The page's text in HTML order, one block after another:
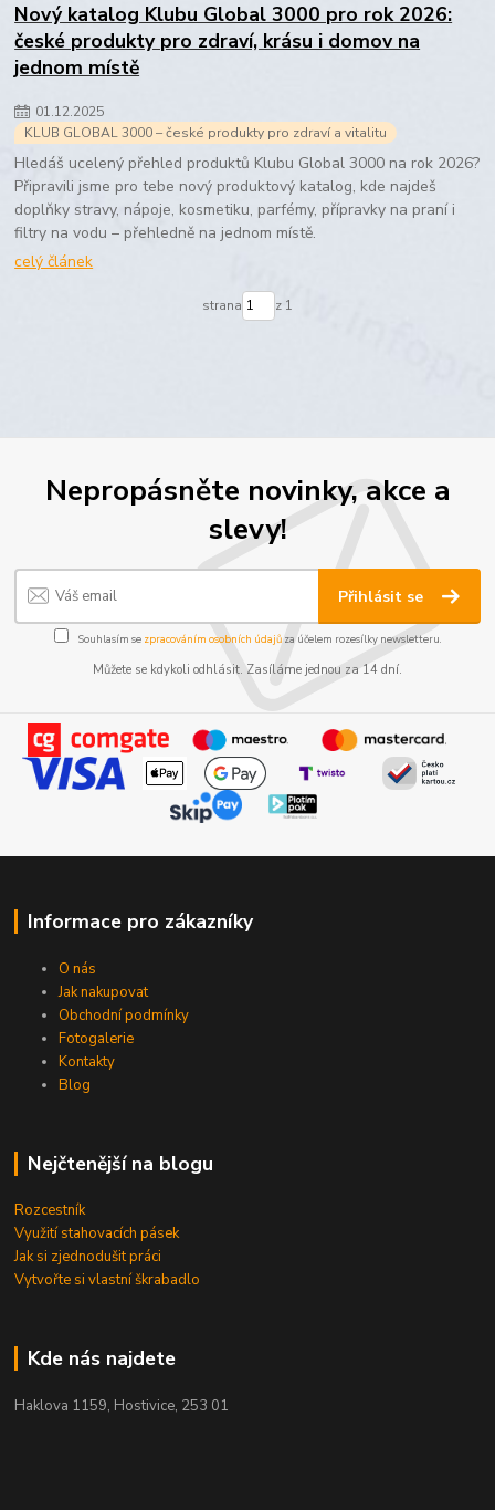
Nový katalog Klubu Global 3000 pro rok 2026:
české produkty pro zdraví, krásu i domov na
jednom místě
01.12.2025
KLUB GLOBAL 3000 – české produkty pro zdraví a vitalitu
Hledáš ucelený přehled produktů Klubu Global 3000 na rok 2026?
Připravili jsme pro tebe nový produktový katalog, kde najdeš
doplňky stravy, nápoje, kosmetiku, parfémy, přípravky na praní i
filtry na vodu – přehledně na jednom místě.
celý článek
strana z 1
Nepropásněte novinky, akce a
slevy!
Přihlásit se
Souhlasím se zpracováním osobních údajůza účelem rozesílky newsletteru.
Můžete se kdykoli odhlásit. Zasíláme jednou za 14 dní.
Informace pro zákazníky
O nás
Jak nakupovat
Obchodní podmínky
Fotogalerie
Kontakty
Blog
Nejčtenější na blogu
Rozcestník
Využití stahovacích pásek
Jak si zjednodušit práci
Vytvořte si vlastní škrabadlo
Kde nás najdete
Haklova 1159, Hostivice, 253 01